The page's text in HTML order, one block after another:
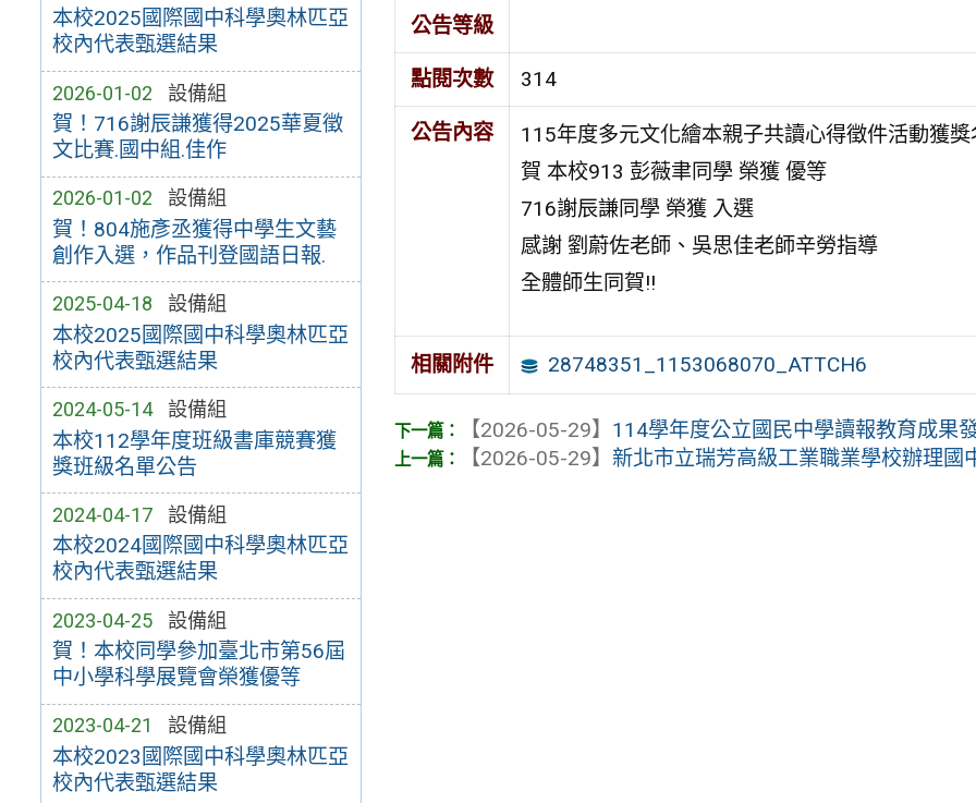
本校2025國際國中科學奧林匹亞
校內代表甄選結果
2026-01-02 設備組
賀！716謝辰謙獲得2025華夏徵
文比賽.國中組.佳作
2026-01-02 設備組
賀！804施彥丞獲得中學生文藝
創作入選，作品刊登國語日報.
2025-04-18 設備組
本校2025國際國中科學奧林匹亞
校內代表甄選結果
2024-05-14 設備組
本校112學年度班級書庫競賽獲
獎班級名單公告
2024-04-17 設備組
本校2024國際國中科學奧林匹亞
校內代表甄選結果
2023-04-25 設備組
賀！本校同學參加臺北市第56屆
中小學科學展覽會榮獲優等
2023-04-21 設備組
本校2023國際國中科學奧林匹亞
校內代表甄選結果
公告等級
點閱次數 314
公告內容
115年度多元文化繪本親子共讀心得徵件活動獲獎
賀 本校913 彭薇聿同學 榮獲 優等
716謝辰謙同學 榮獲 入選
感謝 劉蔚佐老師、吳思佳老師辛勞指導
全體師生同賀!!
相關附件 28748351_1153068070_ATTCH6
【2026-05-29】 114學年度公立國民中學讀報教育成果
【2026-05-29】新北市立瑞芳高級工業職業學校辦理國